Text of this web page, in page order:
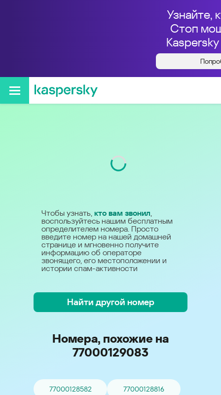
Узнайте,
Стоп
Кто звонил с номера
Чтобы узнать, кто вам звонил,
воспользуйтесь нашим бесплатным
определителем номера. Просто
введите номер на нашей домашней
странице и мгновенно получите
информацию об операторе
звонящего, его местоположении и
истории спам-активности
Найти другой номер
Номера, похожие на
77000129083
77000128582 77000128816